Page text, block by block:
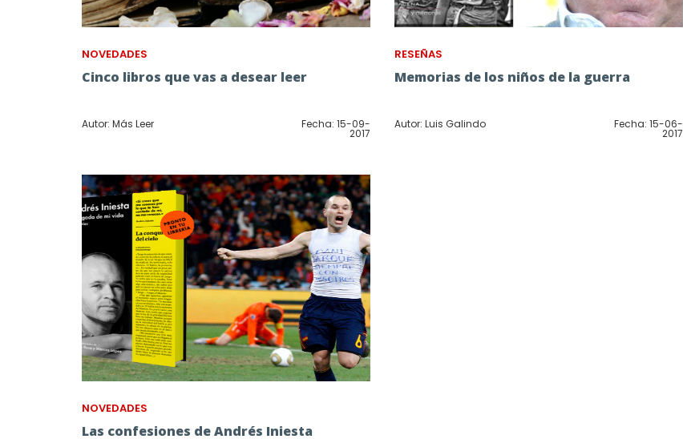
NOVEDADES
Cinco libros que vas a desear leer
Autor: Más Leer Fecha: 15-09-
2017
RESEÑAS
Memorias de los niños de la guerra
Autor: Luis Galindo Fecha: 15-06-
2017
NOVEDADES
Las confesiones de Andrés Iniesta